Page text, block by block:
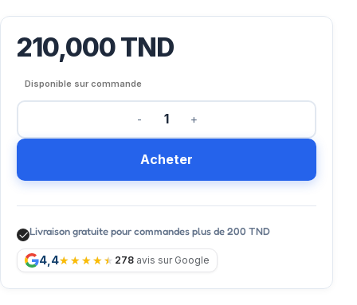
210,000TND
Disponible sur commande
Acheter
Livraison gratuite pour commandes plus de 200 TND
4,4 278 avis sur Google